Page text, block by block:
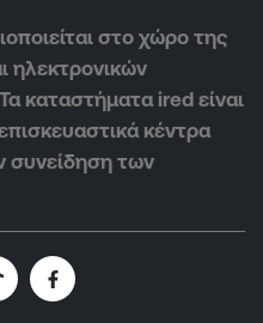
στο χώρο της
ηλεκτρονικών
καταστήματα ired είναι
κέντρα
συνείδηση των